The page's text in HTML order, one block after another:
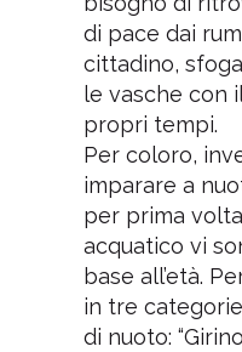
di pace dai
cittadino,
le vasche con
propri tempi.
Per coloro,
imparare a
per prima
acquatico vi
base all’età.
in tre
di nuoto: